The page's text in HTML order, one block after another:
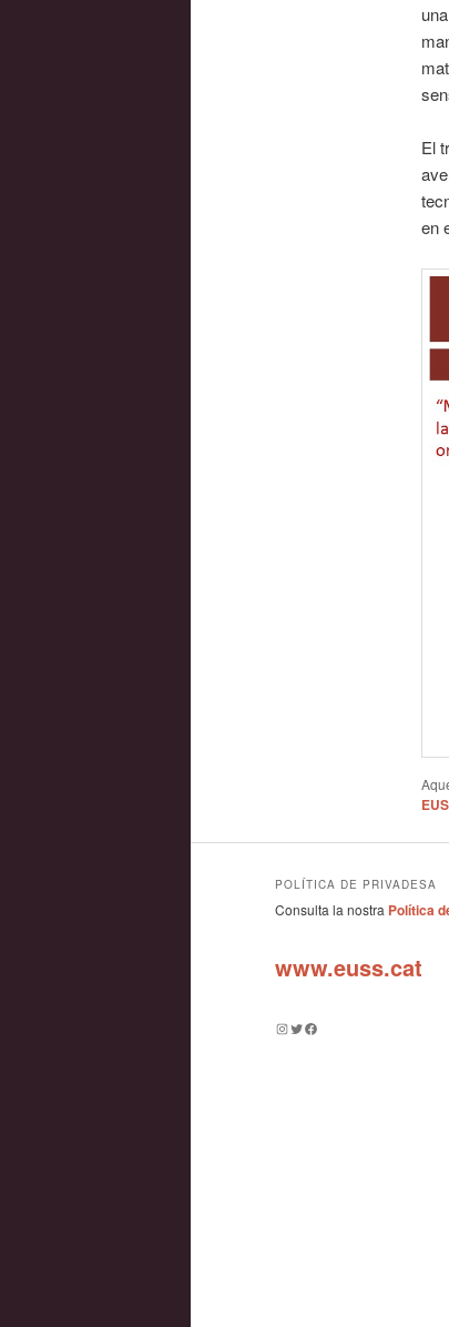
El
en
POLÍTICA DE PRIVADESA
Consulta la nostra Política
www.euss.cat
Instagram
TwitterFacebook